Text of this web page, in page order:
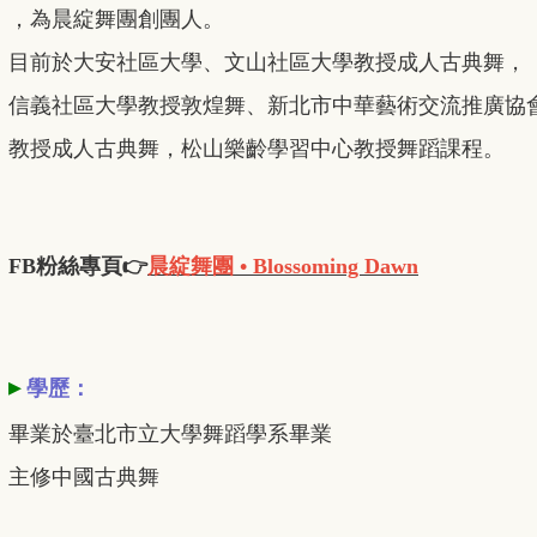
，為晨綻舞團創團人。
目前於大安社區大學、文山社區大學教授成人古典舞，
信義社區大學教授敦煌舞、新北市中華藝術交流推廣協
教授成人古典舞，松山樂齡學習中心教授舞蹈課程。
FB粉絲專頁👉晨綻舞團 • Blossoming Dawn
▸ 學歷：
畢業於臺北市立大學舞蹈學系畢業
主修中國古典舞